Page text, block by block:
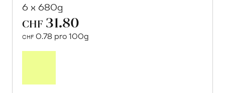
6 x 680g
CHF 31.80
CHF 0.78 pro 100g